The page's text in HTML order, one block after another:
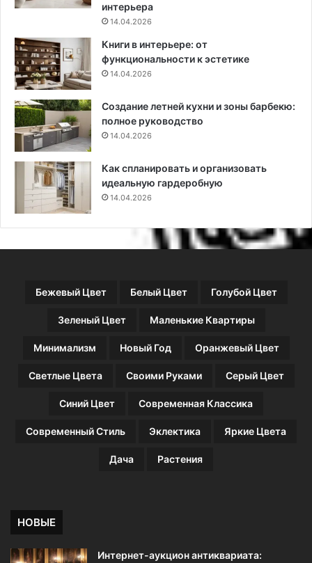
интерьера
14.04.2026
Книги в интерьере: от
функциональности к эстетике
14.04.2026
Создание летней кухни и зоны барбекю:
полное руководство
14.04.2026
Как спланировать и организовать
идеальную гардеробную
14.04.2026
Бежевый Цвет Белый Цвет Голубой Цвет
Зеленый Цвет Маленькие Квартиры
Минимализм Новый Год Оранжевый Цвет
Светлые Цвета Своими Руками Серый Цвет
Синий Цвет Современная Классика
Современный Стиль Эклектика Яркие Цвета
Дача Растения
НОВЫЕ
Интернет-аукцион антиквариата: